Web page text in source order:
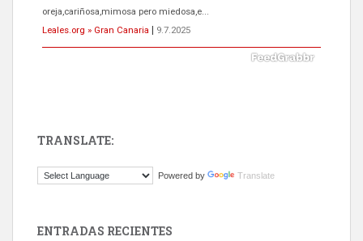
próximos días, ella incluida...
Leales.org » Gran Canaria | 9.7.2025
Este gato macho ha aparecido en la calle hace menos de un mes,
TRANSLATE:
Powered by Translate
ENTRADAS RECIENTES